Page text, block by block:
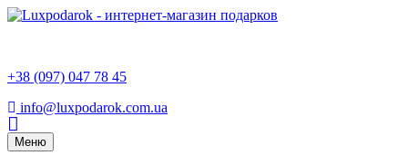
+38 (097) 047 78 45
info@luxpodarok.com.ua
Toggle
navigation
Меню